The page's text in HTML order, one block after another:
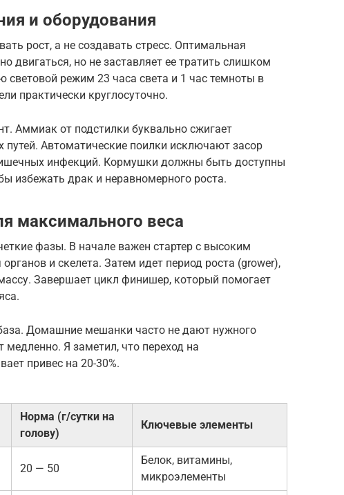
и оборудования
рост, а не создавать стресс. Оптимальная
двигаться, но не заставляет ее тратить слишком
световой режим 23 часа света и 1 час темноты в
практически круглосуточно.
Аммиак от подстилки буквально сжигает
путей. Автоматические поилки исключают засор
инфекций. Кормушки должны быть доступны
избежать драк и неравномерного роста.
максимального веса
фазы. В начале важен стартер с высоким
и скелета. Затем идет период роста (grower),
Завершает цикл финишер, который помогает
Домашние мешанки часто не дают нужного
медленно. Я заметил, что переход на
привес на 20-30%.
Норма (г/сутки на
голову)
Ключевые элементы
20 — 50
Белок, витамины,
микроэлементы